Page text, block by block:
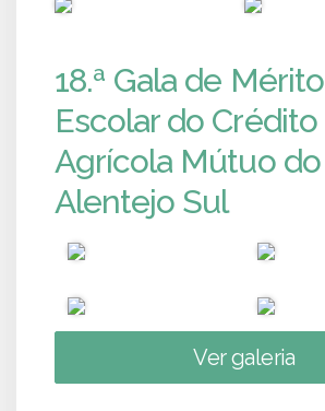
18.ª Gala de Mérito
Escolar do Crédito
Agrícola Mútuo do
Alentejo Sul
Ver galeria